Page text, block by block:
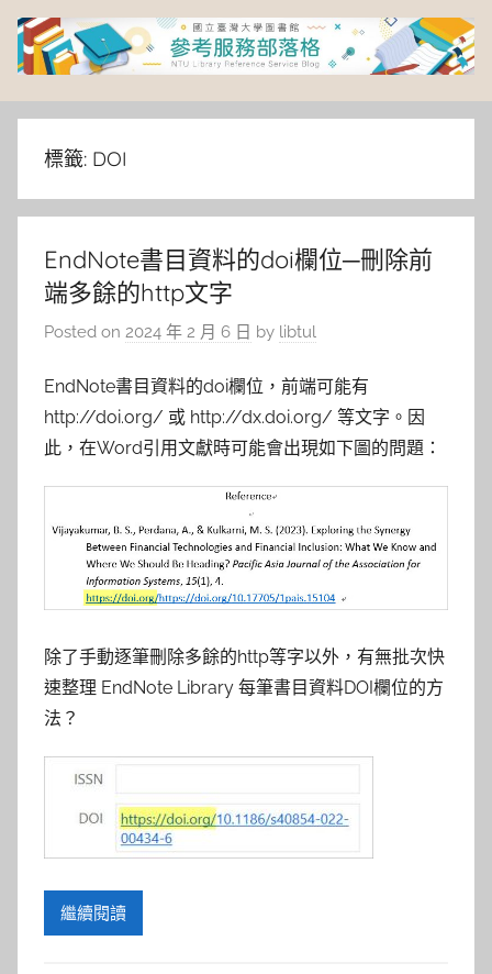
Skip
content
臺
灣
大
學
圖
書
館
參
考
服
務
部
落
標籤: DOI
EndNote書目資料的doi欄位─刪除前
端多餘的http文字
Posted on 2024 年 2 月 6 日 by libtul
EndNote書目資料的doi欄位，前端可能有
http://doi.org/ 或 http://dx.doi.org/ 等文字。因
此，在Word引用文獻時可能會出現如下圖的問題：
除了手動逐筆刪除多餘的http等字以外，有無批次快
速整理 EndNote Library 每筆書目資料DOI欄位的方
法？
繼續閱讀